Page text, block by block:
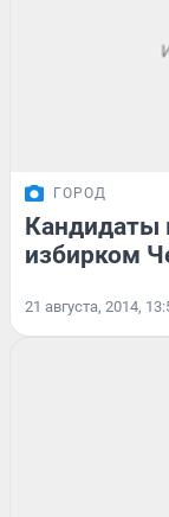
ГОРОД
Кандидаты
избирком
21 августа, 2014,